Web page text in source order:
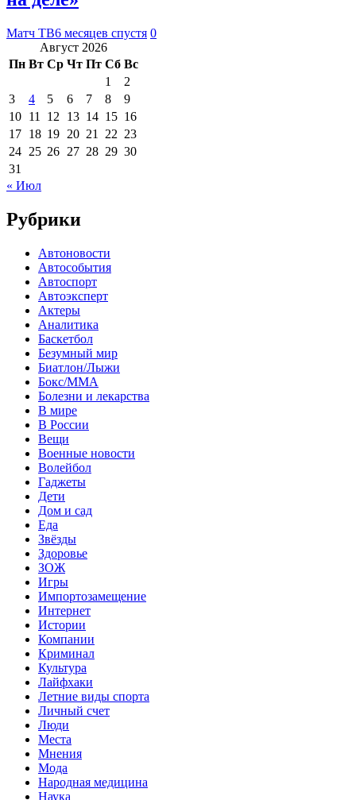
Матч ТВ6 месяцев спустя 0
Август 2026
Пн Вт Ср Чт Пт Сб Вс
1
2
3
4 5 6 7 8
9
10 11 12 13 14 15 16
17 18 19 20 21 22 23
24 25 26 27 28 29 30
31
« Июл
Рубрики
Автоновости
Автособытия
Автоспорт
Автоэксперт
Актеры
Аналитика
Баскетбол
Безумный мир
Биатлон/Лыжи
Бокс/MMA
Болезни и лекарства
В мире
В России
Вещи
Военные новости
Волейбол
Гаджеты
Дети
Дом и сад
Еда
Звёзды
Здоровье
ЗОЖ
Игры
Импортозамещение
Интернет
Истории
Компании
Криминал
Культура
Лайфхаки
Летние виды спорта
Личный счет
Люди
Места
Мнения
Мода
Народная медицина
Наука